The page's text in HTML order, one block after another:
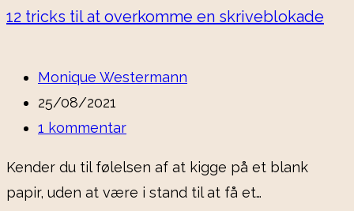
12 tricks til at overkomme en skriveblokade
Monique Westermann
25/08/2021
1 kommentar
Kender du til følelsen af at kigge på et blank
papir, uden at være i stand til at få et…